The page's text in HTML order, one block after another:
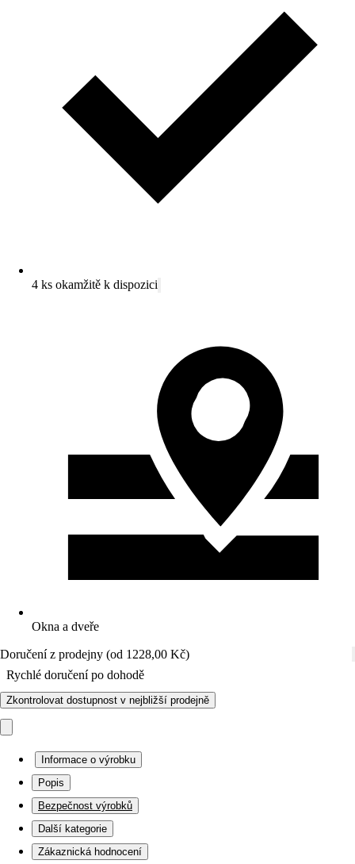
4 ks okamžitě k dispozici
Okna a dveře
Doručení z prodejny (od 1228,00 Kč)
Rychlé doručení po dohodě
Zkontrolovat dostupnost v nejbližší prodejně
Informace o výrobku
Popis
Bezpečnost výrobků
Další kategorie
Zákaznická hodnocení